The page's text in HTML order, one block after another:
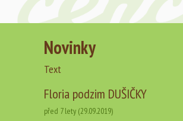
Novinky
Text
Floria podzim DUŠIČKY
před 7 lety (29.09.2019)